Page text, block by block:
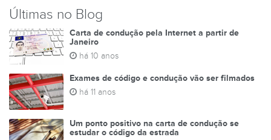
Últimas no Blog
Carta de condução pela Internet a partir de
Janeiro
há 10 anos
Exames de código e condução vão ser filmados
há 11 anos
Um ponto positivo na carta de condução se
estudar o código da estrada